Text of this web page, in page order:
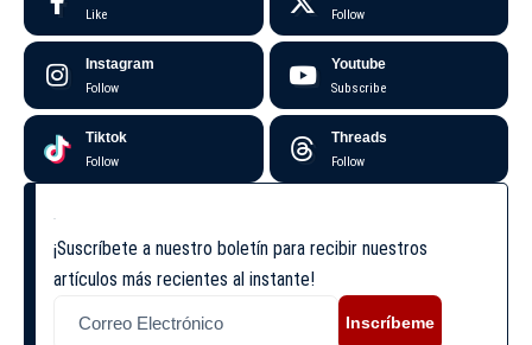
Like Follow
Instagram
Follow
Youtube
Subscribe
Tiktok
Follow
Threads
Follow
¡Suscríbete a nuestro boletín para recibir nuestros
artículos más recientes al instante!
Inscríbeme